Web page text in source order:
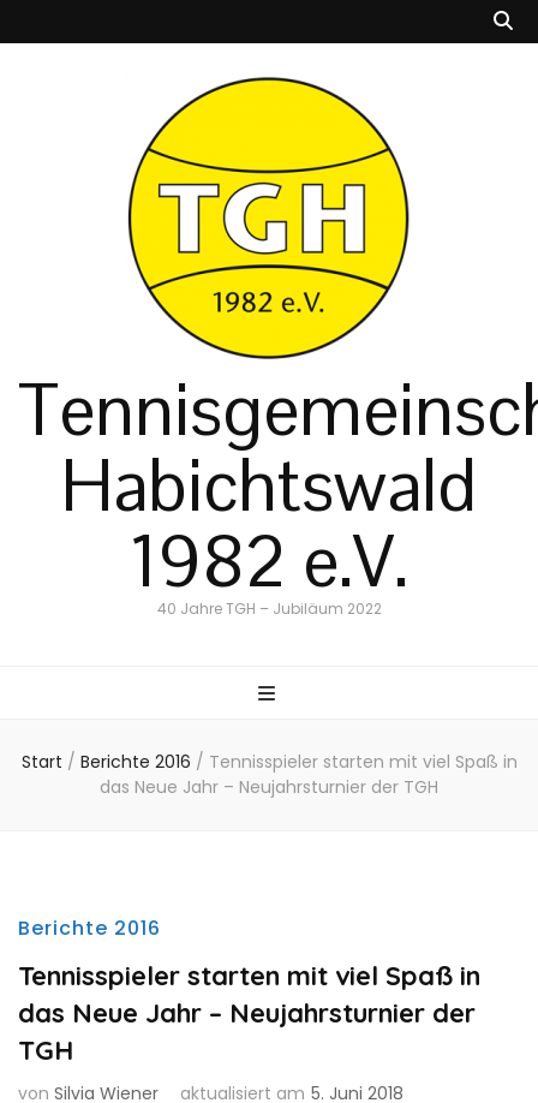
Habichtswald
1982 e.V.
40 Jahre TGH – Jubiläum 2022
Start / Berichte 2016 / Tennisspieler starten mit viel Spaß in
das Neue Jahr – Neujahrsturnier der TGH
Berichte 2016
Tennisspieler starten mit viel Spaß in
das Neue Jahr – Neujahrsturnier der
TGH
von Silvia Wiener aktualisiert am 5. Juni 2018